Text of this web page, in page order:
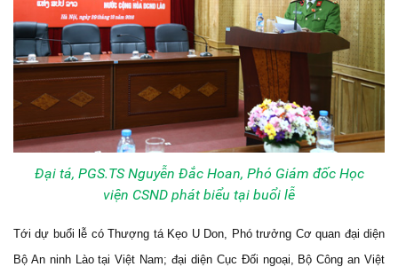
Đại tá, PGS.TS Nguyễn Đắc Hoan, Phó Giám đốc Học
viện CSND phát biểu tại buổi lễ
Tới dự buổi lễ có Thượng tá Kẹo U Don, Phó trưởng Cơ quan đại diện
Bộ An ninh Lào tại Việt Nam; đại diện Cục Đối ngoại, Bộ Công an Việt